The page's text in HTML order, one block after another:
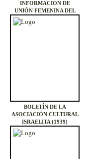
INFORMACION DE
UNIÓN FEMENINA DEL
URUGUAY (1949)
BOLETÍN DE LA
ASOCIACIÓN CULTURAL
ISRAELITA (1939)